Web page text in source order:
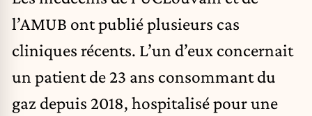
l’AMUB ont publié plusieurs cas
cliniques récents. L’un d’eux concernait
un patient de 23 ans consommant du
gaz depuis 2018, hospitalisé pour une